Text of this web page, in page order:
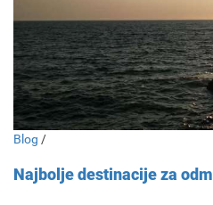
Blog /
Najbolje destinacije za